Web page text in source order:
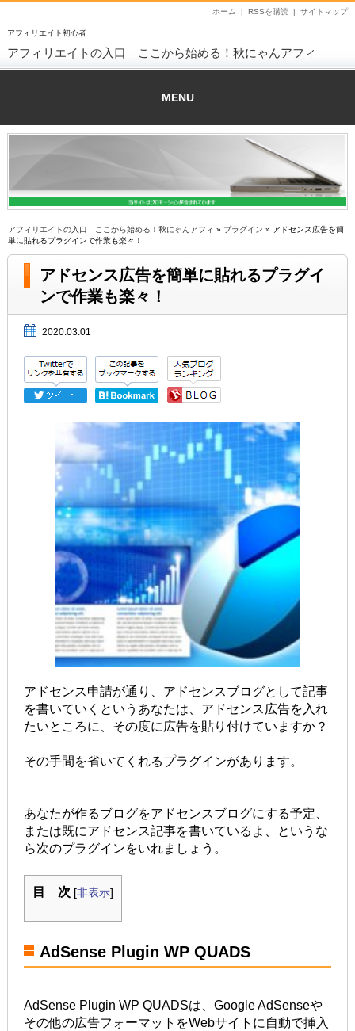
アフィリエイト初心者
サイトマップ
RSSを購読 |
ホーム |
アフィリエイトの入口 ここから始める！秋にゃんアフィ
MENU
アフィリエイトの入口 ここから始める！秋にゃんアフィ » プラグイン » アドセンス広告を簡
単に貼れるプラグインで作業も楽々！
アドセンス広告を簡単に貼れるプラグイ
ンで作業も楽々！
2020.03.01
アドセンス申請が通り、アドセンスブログとして記事
を書いていくというあなたは、アドセンス広告を入れ
たいところに、その度に広告を貼り付けていますか？
その手間を省いてくれるプラグインがあります。
あなたが作るブログをアドセンスブログにする予定、
または既にアドセンス記事を書いているよ、というな
ら次のプラグインをいれましょう。
目 次 [非表示]
AdSense Plugin WP QUADS
AdSense Plugin WP QUADSは、Google AdSenseや
その他の広告フォーマットをWebサイトに自動で挿入